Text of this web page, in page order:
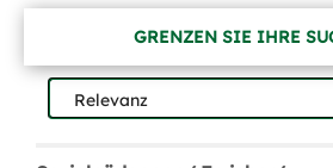
GRENZEN SIE IHRE